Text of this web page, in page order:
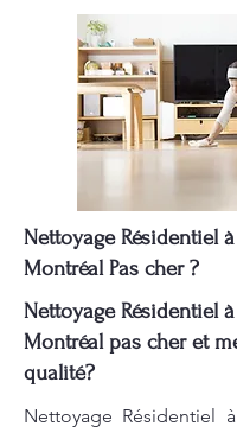
Nettoyage Résidentiel
Montréal Pas cher ?
Nettoyage Résidentiel
Montréal pas cher et
qualité?
Nettoyage Résidentiel